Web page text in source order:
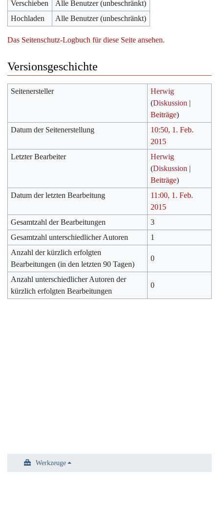
Verschieben
Alle Benutzer (unbeschränkt)
Hochladen
Alle Benutzer (unbeschränkt)
Das Seitenschutz-Logbuch für diese Seite ansehen.
Versionsgeschichte
Seitenersteller
Herwig
(Diskussion |
Beiträge)
Datum der Seitenerstellung
10:50, 1. Feb.
2015
Letzter Bearbeiter
Herwig
(Diskussion |
Beiträge)
Datum der letzten Bearbeitung
11:00, 1. Feb.
2015
Gesamtzahl der Bearbeitungen
3
Gesamtzahl unterschiedlicher Autoren
1
Anzahl der kürzlich erfolgten
Bearbeitungen (in den letzten 90 Tagen)
0
Anzahl unterschiedlicher Autoren der
kürzlich erfolgten Bearbeitungen
0
Werkzeuge